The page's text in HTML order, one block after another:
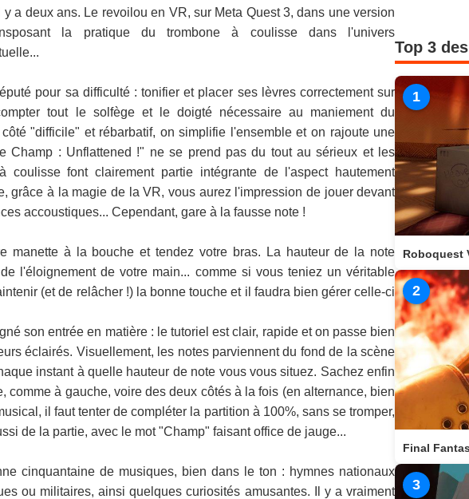
a deux ans. Le revoilou en VR, sur Meta Quest 3, dans une version
la pratique du trombone à coulisse dans l'univers
pour sa difficulté : tonifier et placer ses lèvres correctement sur
tout le solfège et le doigté nécessaire au maniement du
"difficile" et rébarbatif, on simplifie l'ensemble et on rajoute une
Champ : Unflattened !" ne se prend pas du tout au sérieux et les
coulisse font clairement partie intégrante de l'aspect hautement
grâce à la magie de la VR, vous aurez l'impression de jouer devant
accoustiques... Cependant, gare à la fausse note !
manette à la bouche et tendez votre bras. La hauteur de la note
l'éloignement de votre main... comme si vous teniez un véritable
(et de relâcher !) la bonne touche et il faudra bien gérer celle-ci
son entrée en matière : le tutoriel est clair, rapide et on passe bien
éclairés. Visuellement, les notes parviennent du fond de la scène
instant à quelle hauteur de note vous vous situez. Sachez enfin
comme à gauche, voire des deux côtés à la fois (en alternance, bien
il faut tenter de compléter la partition à 100%, sans se tromper,
de la partie, avec le mot "Champ" faisant office de jauge...
cinquantaine de musiques, bien dans le ton : hymnes nationaux
ou militaires, ainsi quelques curiosités amusantes. Il y a vraiment
Top 3
1
Roboquest
2
Final
3